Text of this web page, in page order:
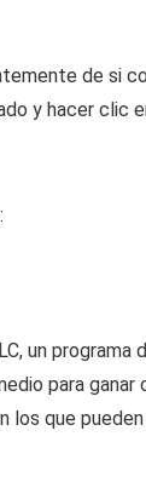
de si
y hacer clic
un programa
para ganar
que